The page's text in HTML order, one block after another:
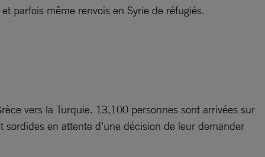
parfois même renvois en Syrie de réfugiés.
vers la Turquie. 13,100 personnes sont arrivées sur
en attente d’une décision de leur demander